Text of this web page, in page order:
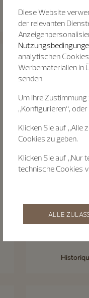
42
Diese Website
der relevanten
analytischen
Werbematerialien in
senden.
Um Ihre
„Konfigurieren“,
Klicken Sie auf „Alle
Cookies zu geben.
Klicken Sie auf „Nur
technische Cookies
ALLE